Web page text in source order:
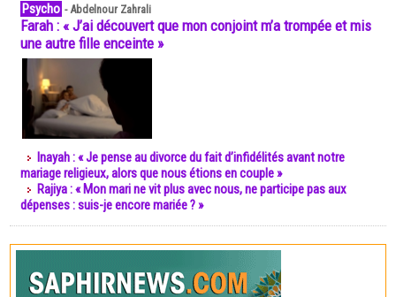
Psycho -Abdelnour Zahrali
Farah : « J’ai découvert que mon conjoint m’a trompée et mis
une autre fille enceinte »
Inayah : « Je pense au divorce du fait d’infidélités avant notre
mariage religieux, alors que nous étions en couple »
Rajiya : « Mon mari ne vit plus avec nous, ne participe pas aux
dépenses : suis-je encore mariée ? »